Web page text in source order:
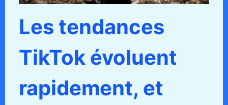
Les tendances
TikTok évoluent
rapidement, et